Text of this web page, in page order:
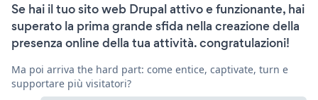
Se hai il tuo sito web Drupal attivo e funzionante, hai
superato la prima grande sfida nella creazione della
presenza online della tua attività. congratulazioni!
Ma poi arriva the hard part: come entice, captivate, turn e
supportare più visitatori?